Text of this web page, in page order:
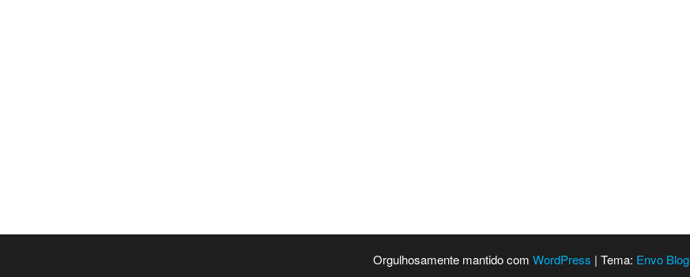
Orgulhosamente mantido com WordPress | Tema: Envo Blog